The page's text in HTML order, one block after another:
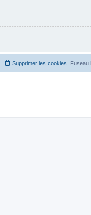
Fuseau
Supprimer les cookies